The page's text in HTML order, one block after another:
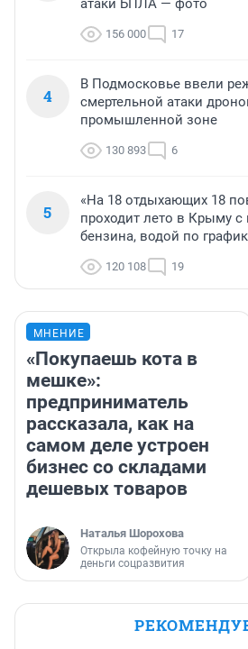
атаки БПЛА — фото
156 000 17
4
В Подмосковье ввели
смертельной атаки
промышленной зоне
130 893 6
5
«На 18 отдыхающих 18
проходит лето в Крыму с
бензина, водой по
120 108 19
МНЕНИЕ
«Покупаешь кота в
мешке»:
предприниматель
рассказала, как на
самом деле устроен
бизнес со складами
дешевых товаров
Наталья Шорохова
Открыла кофейную точку на
деньги соцразвития